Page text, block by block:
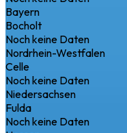
Bayern
Bocholt
Noch keine Daten
Nordrhein-Westfalen
Celle
Noch keine Daten
Niedersachsen
Fulda
Noch keine Daten